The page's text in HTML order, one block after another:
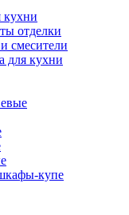
кухни
отделки
смесители
для кухни
купе